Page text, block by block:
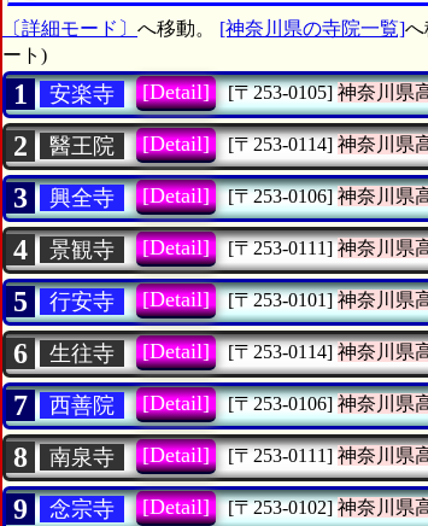
〔詳細モード〕 へ移動。 [神奈川県の寺院一覧]へ
ート)
1 安楽寺 [Detail] [〒253-0105] 神奈川県
2 醫王院 [Detail] [〒253-0114] 神奈川県
3 興全寺 [Detail] [〒253-0106] 神奈川県
4 景観寺 [Detail] [〒253-0111] 神奈川県
5 行安寺 [Detail] [〒253-0101] 神奈川県
6 生往寺 [Detail] [〒253-0114] 神奈川県
7 西善院 [Detail] [〒253-0106] 神奈川県
8 南泉寺 [Detail] [〒253-0111] 神奈川県
9 念宗寺 [Detail] [〒253-0102] 神奈川県